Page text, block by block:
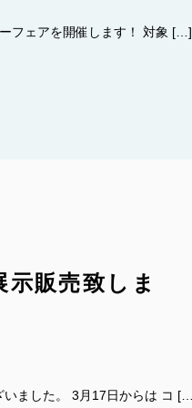
フェアを開催します！ 対象 […]
販売致しま
いました。 3月17日からは コ